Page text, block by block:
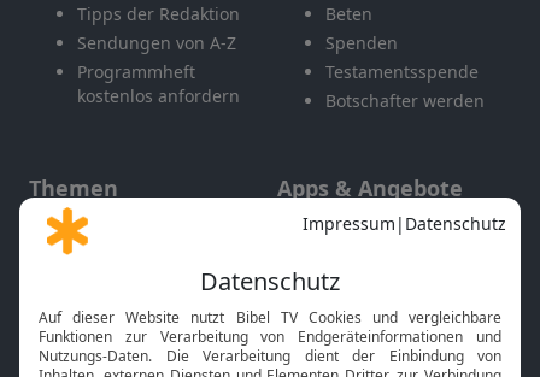
Tipps der Redaktion
Sendungen von A-Z
Programmheft
kostenlos anfordern
Beten
Spenden
Testamentsspende
Botschafter werden
Themen
Gott und Bibel erklärt
Neuigkeiten
Apps & Angebote
Mobile App
Smart TV
HbbTV